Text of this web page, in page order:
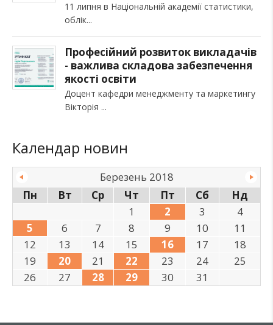
11 липня в Національній академії статистики,
облік
Професійний розвиток викладачів
- важлива складова забезпечення
якості освіти
Доцент кафедри менеджменту та маркетингу
Вікторія
Календар новин
Березень 2018
Пн
Вт Ср Чт Пт Сб
Нд
1
2 3
4
5
6 7 8 9 10
11
12
13 14 15 16 17
18
19
20 21 22 23 24
25
26
27 28 29 30 31